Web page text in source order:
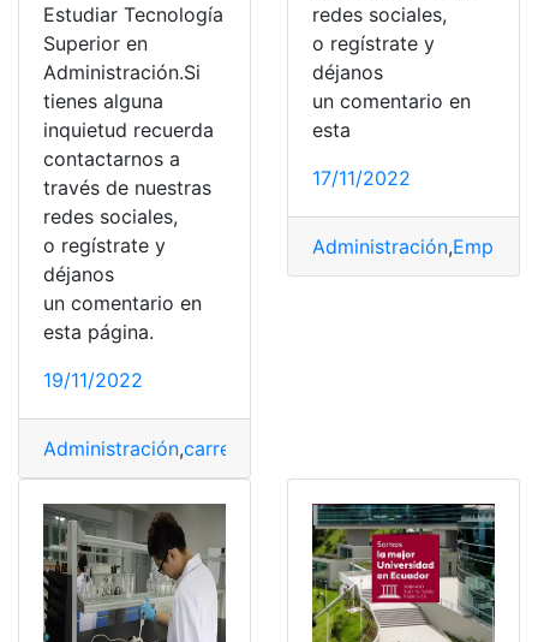
Estudiar Tecnología
Superior en
Administración.Si
tienes alguna
inquietud recuerda
contactarnos a
través de nuestras
redes sociales,
o regístrate y
déjanos
un comentario en
esta página.
19/11/2022
Administración,carrera
redes sociales,
o regístrate y
déjanos
un comentario en
esta
17/11/2022
Administración,